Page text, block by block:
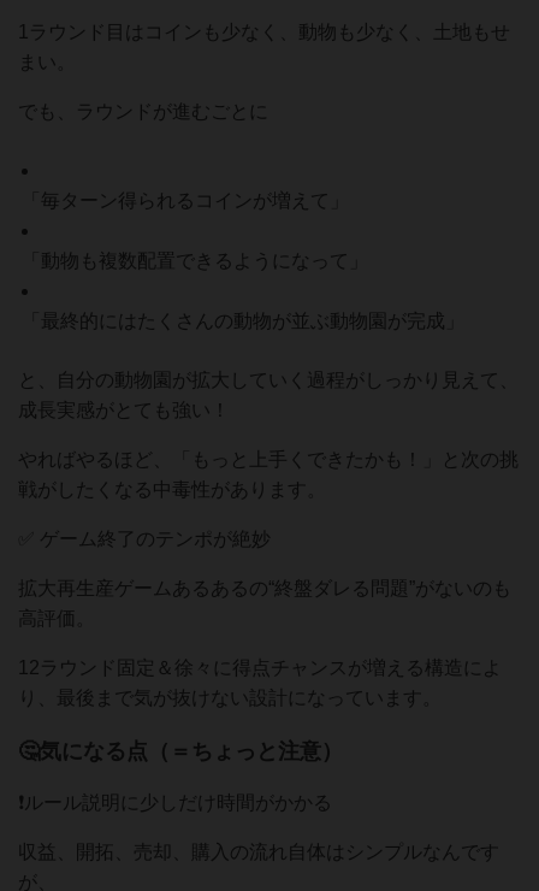
1ラウンド目はコインも少なく、動物も少なく、土地もせ
まい。
でも、ラウンドが進むごとに
「毎ターン得られるコインが増えて」
「動物も複数配置できるようになって」
「最終的にはたくさんの動物が並ぶ動物園が完成」
と、自分の動物園が拡大していく過程がしっかり見えて、
成長実感がとても強い！
やればやるほど、「もっと上手くできたかも！」と次の挑
戦がしたくなる中毒性があります。
✅ ゲーム終了のテンポが絶妙
拡大再生産ゲームあるあるの“終盤ダレる問題”がないのも
高評価。
12ラウンド固定＆徐々に得点チャンスが増える構造によ
り、最後まで気が抜けない設計になっています。
🤔気になる点（＝ちょっと注意）
❗ルール説明に少しだけ時間がかかる
収益、開拓、売却、購入の流れ自体はシンプルなんです
が、